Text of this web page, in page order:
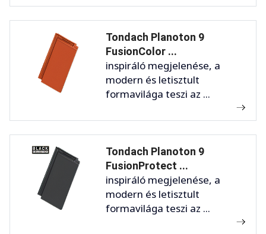
Tondach Planoton 9
FusionColor ...
inspiráló megjelenése, a
modern és letisztult
formavilága teszi az ...
Tondach Planoton 9
FusionProtect ...
inspiráló megjelenése, a
modern és letisztult
formavilága teszi az ...